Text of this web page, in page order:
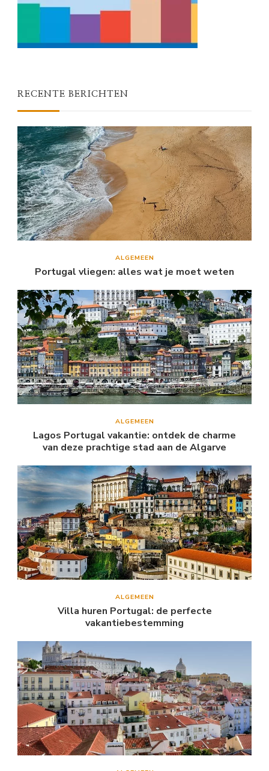
RECENTE BERICHTEN
ALGEMEEN
Portugal vliegen: alles wat je moet weten
ALGEMEEN
Lagos Portugal vakantie: ontdek de charme
van deze prachtige stad aan de Algarve
ALGEMEEN
Villa huren Portugal: de perfecte
vakantiebestemming